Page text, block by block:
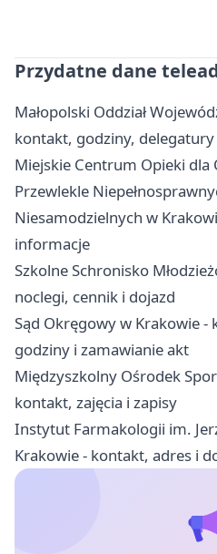
Przydatne dane
Małopolski Oddział
kontakt, godziny, delegatury
Miejskie Centrum Opieki dla
Przewlekle
Niesamodzielnych w
informacje
Szkolne Schronisko
noclegi, cennik i dojazd
Sąd Okręgowy w Krakowie -
godziny i zamawianie akt
Międzyszkolny Ośrodek
kontakt, zajęcia i zapisy
Instytut Farmakologii im.
Krakowie - kontakt, adres i